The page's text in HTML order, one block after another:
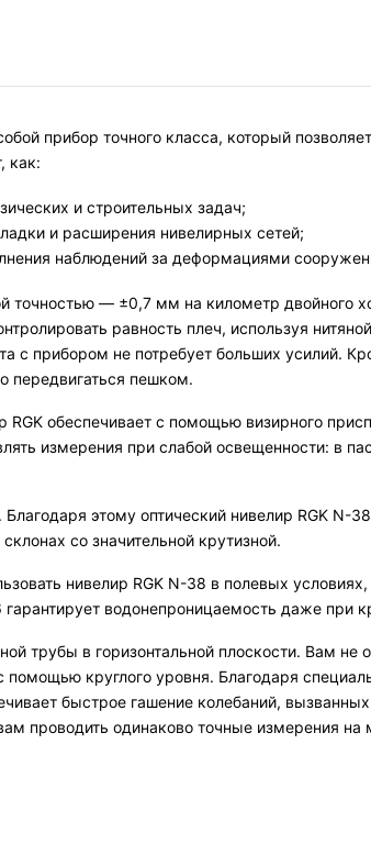
прибор точного класса, который
как:
и строительных задач;
и расширения нивелирных сетей;
наблюдений за деформациями
точностью — ±0,7 мм на километр двойного
равность плеч, используя
прибором не потребует больших усилий.
передвигаться пешком.
RGK обеспечивает с помощью визирного
измерения при слабой освещенности: в
этому оптический нивелир RGK
со значительной крутизной.
нивелир RGK N-38 в полевых
водонепроницаемость даже при
трубы в горизонтальной плоскости. Вам
помощью круглого уровня. Благодаря
быстрое гашение колебаний,
проводить одинаково точные измерения